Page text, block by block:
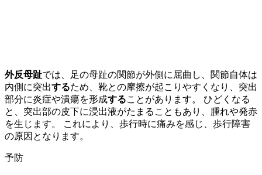
外反母趾では、足の母趾の関節が外側に屈曲し、関節自体は
内側に突出するため、靴との摩擦が起こりやすくなり、突出
部分に炎症や潰瘍を形成することがあります。 ひどくなる
と、突出部の皮下に浸出液がたまることもあり、腫れや発赤
を生じます。 これにより、歩行時に痛みを感じ、歩行障害
の原因となります。
予防